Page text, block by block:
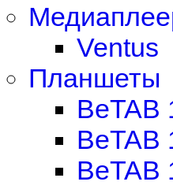
Ventus
Планшеты
BeTAB
BeTAB
BeTAB